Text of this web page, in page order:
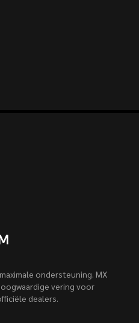
ondersteuning. MX
vering voor
dealers.